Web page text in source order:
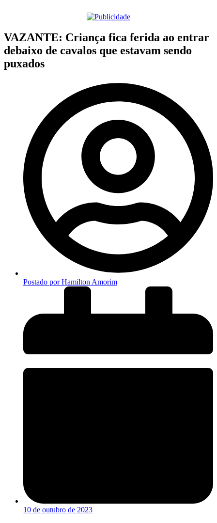
VAZANTE: Criança fica ferida ao entrar
debaixo de cavalos que estavam sendo
puxados
Postado porHamilton Amorim
10 de outubro de 2023